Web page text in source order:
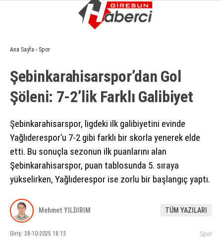
GÜNDEM
EKONOMI
SIYASET
ASAYIŞ
SPOR
YAŞAM
EĞITIM
SAĞLIK
Ana Sayfa › Spor
Şebinkarahisarspor’dan Gol
Şöleni: 7-2’lik Farklı Galibiyet
Şebinkarahisarspor, ligdeki ilk galibiyetini evinde
Yağlıderespor’u 7-2 gibi farklı bir skorla yenerek elde
etti. Bu sonuçla sezonun ilk puanlarını alan
Şebinkarahisarspor, puan tablosunda 5. sıraya
yükselirken, Yağlıderespor ise zorlu bir başlangıç yaptı.
Mehmet YILDIRIM TÜM YAZILARI
Giriş: 28-10-2025 18:13 Spor